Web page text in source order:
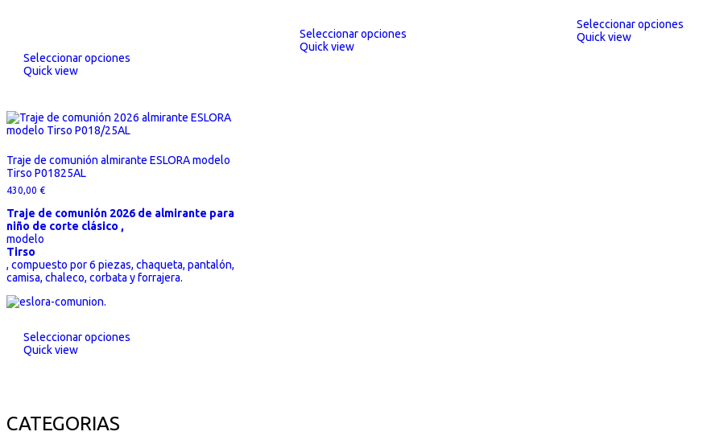
Seleccionar opciones
Quick view
Seleccionar opciones
Quick view
Seleccionar opciones
Quick view
Traje de comunión almirante ESLORA modelo
Tirso P01825AL
430,00 €
Traje de comunión 2026 de almirante para
niño de corte clásico ,
modelo
Tirso
, compuesto por 6 piezas, chaqueta, pantalón,
camisa, chaleco, corbata y forrajera.
Seleccionar opciones
Quick view
CATEGORIAS